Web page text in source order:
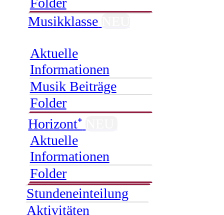
Musikklasse
Aktuelle
Informationen
Musik Beiträge
Folder
Horizont⁺
Aktuelle
Informationen
Folder
Stundeneinteilung
Aktivitäten